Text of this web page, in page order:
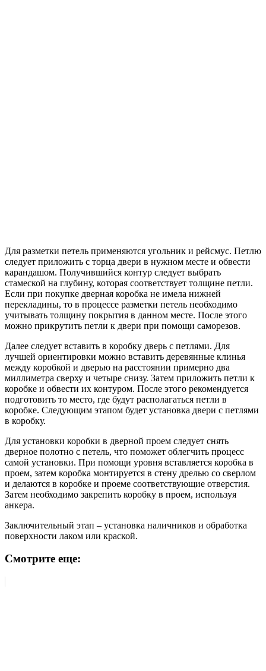
Для разметки петель применяются угольник и рейсмус. Петлю
следует приложить с торца двери в нужном месте и обвести
карандашом. Получившийся контур следует выбрать
стамеской на глубину, которая соответствует толщине петли.
Если при покупке дверная коробка не имела нижней
перекладины, то в процессе разметки петель необходимо
учитывать толщину покрытия в данном месте. После этого
можно прикрутить петли к двери при помощи саморезов.
Далее следует вставить в коробку дверь с петлями. Для
лучшей ориентировки можно вставить деревянные клинья
между коробкой и дверью на расстоянии примерно два
миллиметра сверху и четыре снизу. Затем приложить петли к
коробке и обвести их контуром. После этого рекомендуется
подготовить то место, где будут располагаться петли в
коробке. Следующим этапом будет установка двери с петлями
в коробку.
Для установки коробки в дверной проем следует снять
дверное полотно с петель, что поможет облегчить процесс
самой установки. При помощи уровня вставляется коробка в
проем, затем коробка монтируется в стену дрелью со сверлом
и делаются в коробке и проеме соответствующие отверстия.
Затем необходимо закрепить коробку в проем, используя
анкера.
Заключительный этап – установка наличников и обработка
поверхности лаком или краской.
Смотрите еще: